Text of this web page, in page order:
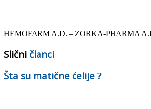
HEMOFARM A.D. – ZORKA-PHARMA
Slični članci
Šta su matične ćelije ?